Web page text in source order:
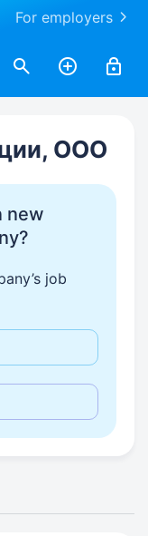
For employers
ООО
new
job